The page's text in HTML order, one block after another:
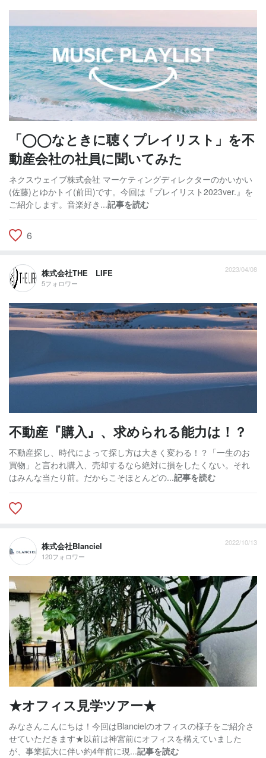
「◯◯なときに聴くプレイリスト」を不
動産会社の社員に聞いてみた
ネクスウェイブ株式会社 マーケティングディレクターのかいかい
(佐藤)とゆかトイ(前田)です。今回は『プレイリスト2023ver.』を
ご紹介します。音楽好き...記事を読む
6
株式会社THE LIFE
5フォロワー
2023/04/08
不動産『購入』、求められる能力は！？
不動産探し、時代によって探し方は大きく変わる！？「一生のお
買物」と言われ購入、売却するなら絶対に損をしたくない。それ
はみんな当たり前。だからこそほとんどの...記事を読む
株式会社Blanciel
120フォロワー
2022/10/13
★オフィス見学ツアー★
みなさんこんにちは！今回はBlancielのオフィスの様子をご紹介さ
せていただきます★以前は神宮前にオフィスを構えていました
が、事業拡大に伴い約4年前に現...記事を読む